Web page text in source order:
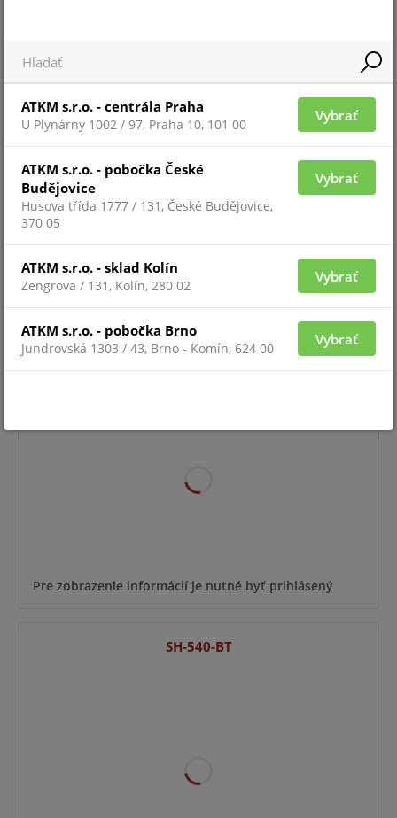
Pre zobrazenie informácií je nutné byť prihlásený
SH-540-CTC
Pre zobrazenie informácií je nutné byť prihlásený
SH-540-BT
ATKM s.r.o. - centrála Praha
U Plynárny 1002 / 97, Praha 10, 101 00
Vybrať
ATKM s.r.o. - pobočka České
Budějovice
Husova třída 1777 / 131, České Budějovice,
370 05
Vybrať
ATKM s.r.o. - sklad Kolín
Zengrova / 131, Kolín, 280 02
Vybrať
ATKM s.r.o. - pobočka Brno
Jundrovská 1303 / 43, Brno - Komín, 624 00
Vybrať